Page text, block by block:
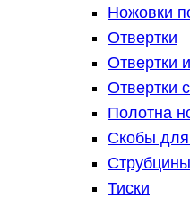
Ножовки
Отвертки
Отвертки
Отвертки
Полотна
Скобы
Струбцины
Тиски